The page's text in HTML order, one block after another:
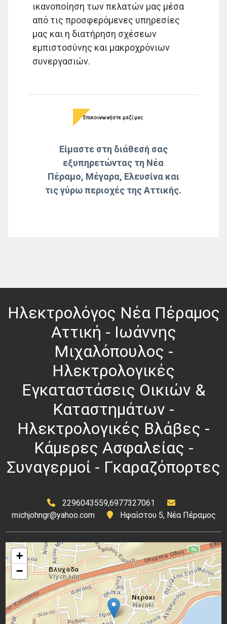
ικανοποίηση των πελατών μας μέσα
από τις προσφερόμενες υπηρεσίες
μας και η διατήρηση σχέσεων
εμπιστοσύνης και μακροχρόνιων
συνεργασιών.
Επικοινωνήστε μαζί μας
Είμαστε στη διάθεσή σας
εξυπηρετώντας τη Νέα
Πέραμο, Μέγαρα, Ελευσίνα και
τις γύρω περιοχές της Αττικής.
Ηλεκτρολόγος Νέα Πέραμος
Αττική - Ιωάννης
Μιχαλόπουλος -
Ηλεκτρολογικές
Εγκαταστάσεις Οικιών &
Καταστημάτων -
Ηλεκτρολογικές Βλάβες -
Κάμερες Ασφαλείας -
Συναγερμοί - Γκαραζόπορτες
+
−
2296043559,6977327061
michjohngr@yahoo.com
Ηφαίστου 5, Νέα Πέραμος